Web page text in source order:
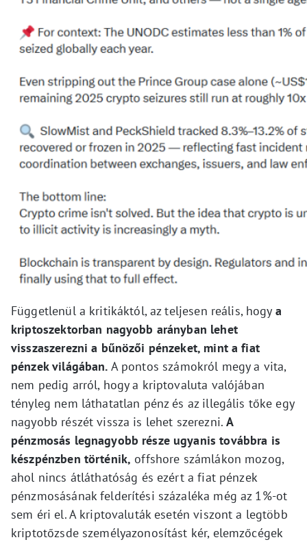
Függetlenül a kritikáktól, az teljesen reális, hogy a
kriptoszektorban nagyobb arányban lehet
visszaszerezni a bűnözői pénzeket, mint a fiat
pénzek világában. A pontos számokról megy a vita,
nem pedig arról, hogy a kriptovaluta valójában
tényleg nem láthatatlan pénz és az illegális tőke egy
nagyobb részét vissza is lehet szerezni.A
pénzmosás legnagyobb része ugyanis továbbra is
készpénzben történik, offshore számlákon mozog,
ahol nincs átláthatóság és ezért a fiat pénzek
pénzmosásának felderítési százaléka még az 1%-ot
sem éri el. A kriptovaluták esetén viszont a legtöbb
kriptotőzsde személyazonosítást kér, elemzőcégek